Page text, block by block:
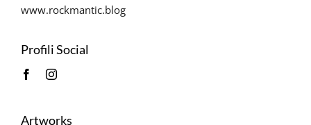
www.rockmantic.blog
Profili Social
Artworks